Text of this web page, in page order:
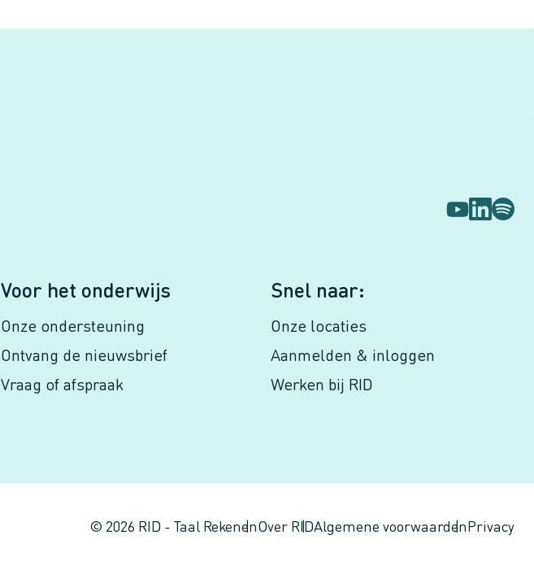
Voor het onderwijs
Onze ondersteuning
Ontvang de nieuwsbrief
Vraag of afspraak
Snel naar:
Onze locaties
Aanmelden & inloggen
Werken bij RID
© 2026 RID - Taal RekenenOver RIDAlgemene voorwaardenPrivacy